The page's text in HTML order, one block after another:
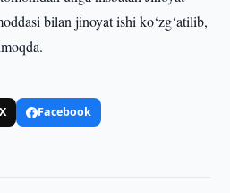
bilan jinoyat ishi ko‘zg‘atilib,
Facebook